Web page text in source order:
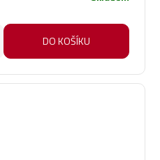
DO KOŠÍKU